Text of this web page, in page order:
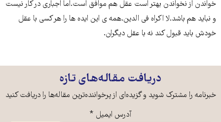
خواندن از نخواندن بهتر است عقل هم موافق است.اما اجباری در کار نیست
و نباید هم باشد.لا اکراه فی الدین.همه ی این ایده ها را هر کسی با عقل
خودش باید قبول کند نه با عقل دیگران.
دریافت مقاله‌های تازه
خبرنامه را مشترک شوید و گزیده‌ای از پرخواننده‌ترین مقاله‌ها را دریافت کنید
آدرس ایمیل *